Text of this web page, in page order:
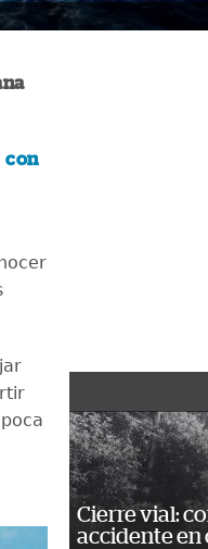
con
Cierre vial:
accidente en